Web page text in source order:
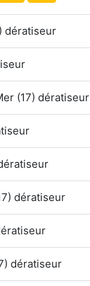
dératiseur
(17) dératiseur
dératiseur
dératiseur